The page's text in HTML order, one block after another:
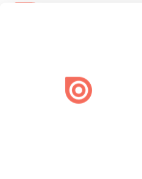
Create once,
Issuu turns PDFs and other files
engaging content for every channel.